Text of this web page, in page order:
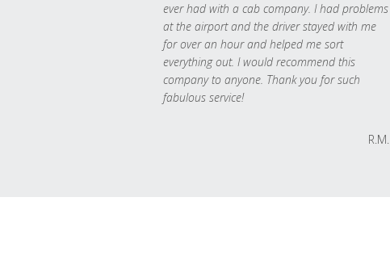
ever had with a cab company. I had problems
at the airport and the driver stayed with me
for over an hour and helped me sort
everything out. I would recommend this
company to anyone. Thank you for such
fabulous service!
R.M.